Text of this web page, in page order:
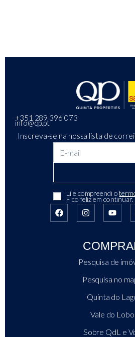
+351 289 396 073
info@qp.pt
Inscreva-se na nossa lista de
Li e compreendi o
Fico feliz em continuar.
Pesquisa de
Pesquisa no
Quinta do
Vale do Lobo
Sobre QdL e